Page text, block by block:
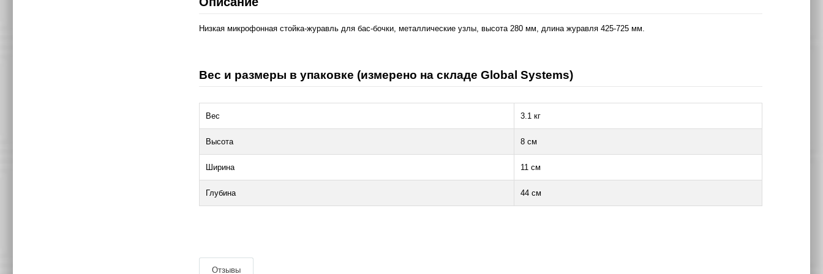
Низкая микрофонная стойка-журавль для бас-бочки, металлические узлы, высота 280 мм, длина журавля 425-725 мм.
Вес и размеры в упаковке (измерено на складе Global Systems)
Вес 3.1 кг
Высота 8 см
Ширина 11 см
Глубина 44 см
Отзывы